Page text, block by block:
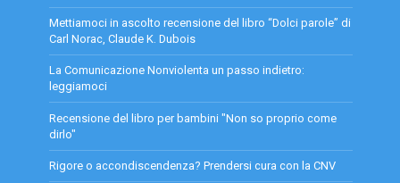
Mettiamoci in ascolto recensione del libro “Dolci parole” di
Carl Norac, Claude K. Dubois
La Comunicazione Nonviolenta un passo indietro:
leggiamoci
Recensione del libro per bambini "Non so proprio come
dirlo"
Rigore o accondiscendenza? Prendersi cura con la CNV